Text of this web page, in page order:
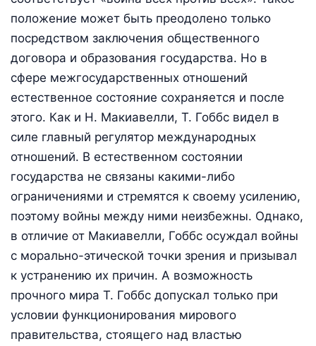
положение может быть преодолено только
посредством заключения общественного
договора и образования государства. Но в
сфере межгосударственных отношений
естественное состояние сохраняется и после
этого. Как и Н. Макиавелли, Т. Гоббс видел в
силе главный регулятор международных
отношений. В естественном состоянии
государства не связаны какими-либо
ограничениями и стремятся к своему усилению,
поэтому войны между ними неизбежны. Однако,
в отличие от Макиавелли, Гоббс осуждал войны
с морально-этической точки зрения и призывал
к устранению их причин. А возможность
прочного мира Т. Гоббс допускал только при
условии функционирования мирового
правительства, стоящего над властью